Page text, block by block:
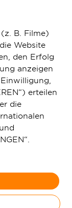
Glasfaser-
B. Filme)
Website
den Erfolg
anzeigen
erteilen
die